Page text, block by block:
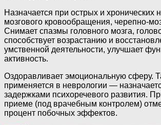
Назначается при острых и хронических
мозгового кровообращения, черепно-
Снимает спазмы головного мозга,
способствует возрастанию и
умственной деятельности, улучшает
активность.
Оздоравливает эмоциональную сферу.
применяется в неврологии —
задержками психоречевого развития.
приеме (под врачебным контролем)
процент побочных эффектов.